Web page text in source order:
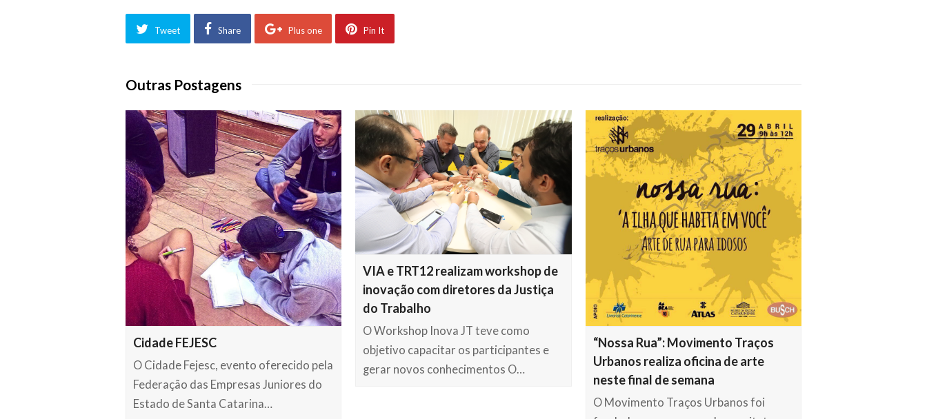
Tweet Share Plus one Pin It
Outras Postagens
Cidade FEJESC
O Cidade Fejesc, evento oferecido pela
Federação das Empresas Juniores do
Estado de Santa Catarina…
VIA e TRT12 realizam workshop de
inovação com diretores da Justiça
do Trabalho
O Workshop Inova JT teve como
objetivo capacitar os participantes e
gerar novos conhecimentos O…
“Nossa Rua”: Movimento Traços
Urbanos realiza oficina de arte
neste final de semana
O Movimento Traços Urbanos foi